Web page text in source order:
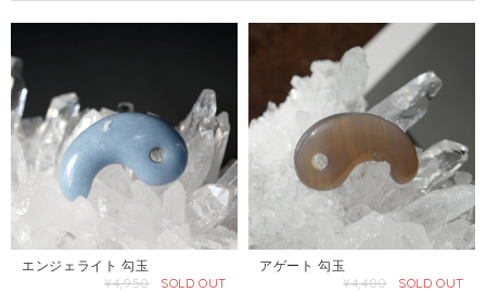
エンジェライト 勾玉
¥4,950
SOLD OUT
アゲート 勾玉
¥4,400
SOLD OUT